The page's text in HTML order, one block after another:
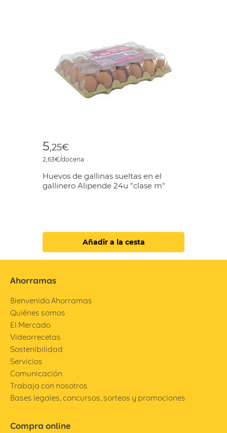
5,25€
2,63€/docena
Huevos de gallinas sueltas en el
gallinero Alipende 24u "clase m"
Añadir a la cesta
Ahorramas
Bienvenido Ahorramas
Quiénes somos
El Mercado
Videorrecetas
Sostenibilidad
Servicios
Comunicación
Trabaja con nosotros
Bases legales, concursos, sorteos y promociones
Compra online